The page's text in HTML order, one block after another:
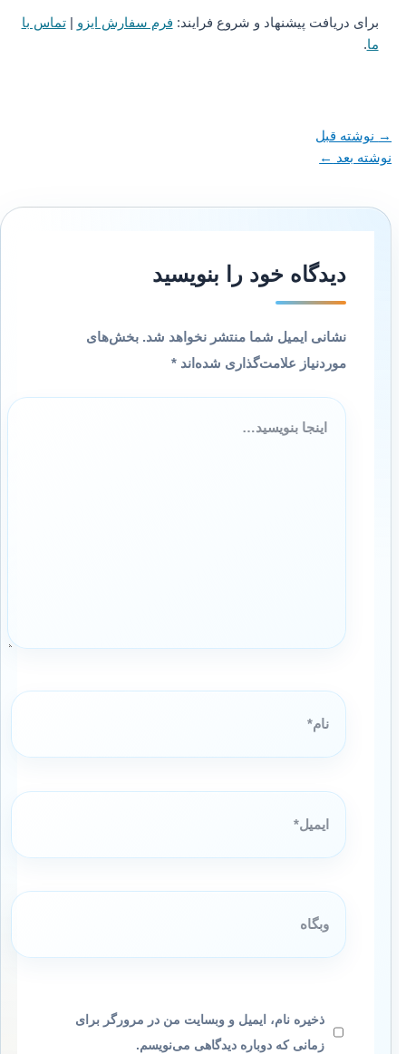
برای دریافت پیشنهاد و شروع فرایند:فرم سفارش ایزو |
تماس با
ما.
→نوشته قبل
نوشته بعد←
دیدگاه‌ خود را بنویسید
نشانی ایمیل شما منتشر نخواهد شد. بخش‌های
موردنیاز علامت‌گذاری شده‌اند*
اینجا
بنویسید…
نام*
ایمیل*
وبگاه
ذخیره نام، ایمیل و وبسایت من در مرورگر برای
زمانی که دوباره دیدگاهی می‌نویسم.